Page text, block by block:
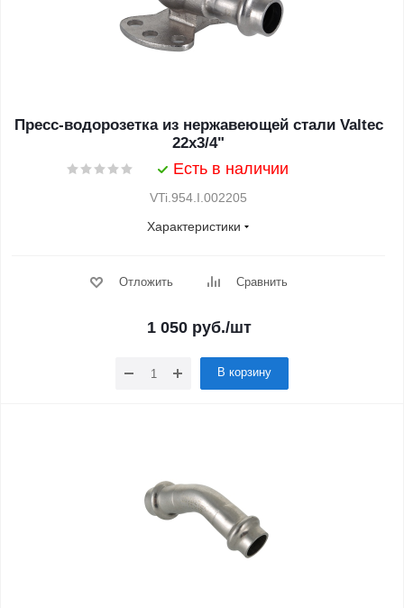
Пресс-водорозетка из нержавеющей стали Valtec
22х3/4"
Есть в наличии
VTi.954.I.002205
Характеристики
Отложить Сравнить
1 050руб./шт
В корзину